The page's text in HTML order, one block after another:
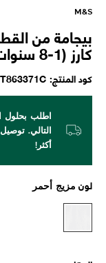
M&S
بيجامة من
كارز (1-8 سنوات)
كود المنتج T863371C
أكثر!
لون مزيج أحمر